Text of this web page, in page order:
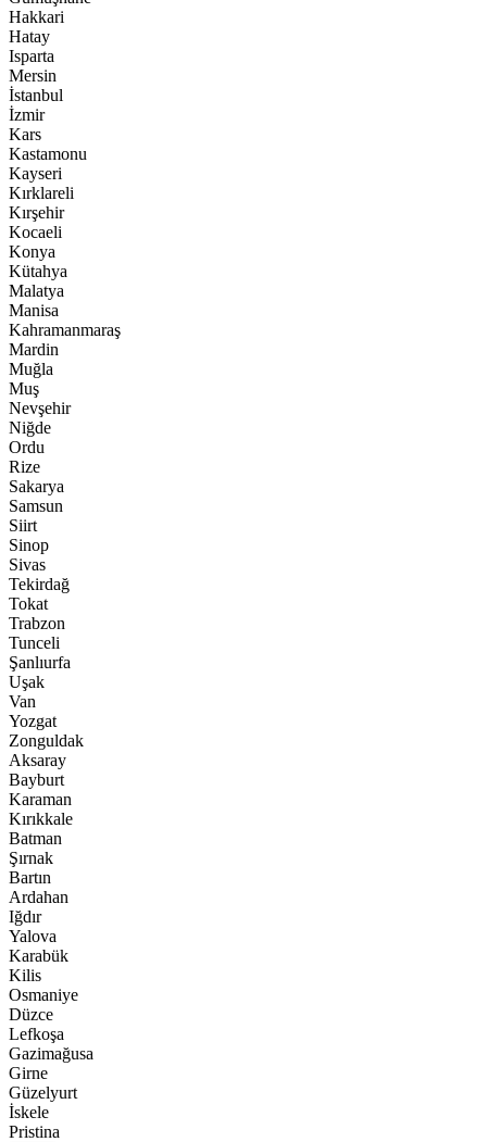
Hakkari
Hatay
Isparta
Mersin
İstanbul
İzmir
Kars
Kastamonu
Kayseri
Kırklareli
Kırşehir
Kocaeli
Konya
Kütahya
Malatya
Manisa
Kahramanmaraş
Mardin
Muğla
Muş
Nevşehir
Niğde
Ordu
Rize
Sakarya
Samsun
Siirt
Sinop
Sivas
Tekirdağ
Tokat
Trabzon
Tunceli
Şanlıurfa
Uşak
Van
Yozgat
Zonguldak
Aksaray
Bayburt
Karaman
Kırıkkale
Batman
Şırnak
Bartın
Ardahan
Iğdır
Yalova
Karabük
Kilis
Osmaniye
Düzce
Lefkoşa
Gazimağusa
Girne
Güzelyurt
İskele
Pristina